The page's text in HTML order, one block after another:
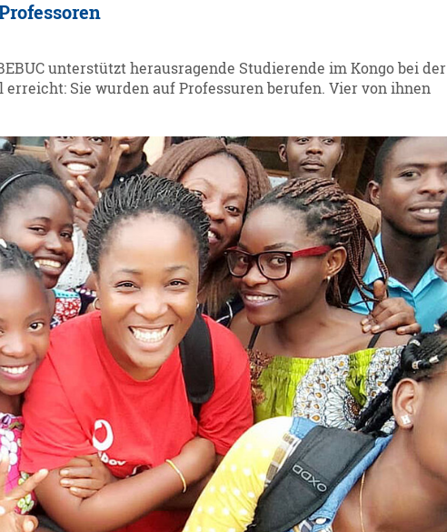
unterstützt herausragende Studierende im Kongo bei der
Sie wurden auf Professuren berufen. Vier von ihnen